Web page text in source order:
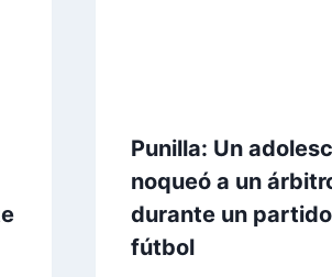
Punilla: Un
noqueó a un
durante un
fútbol